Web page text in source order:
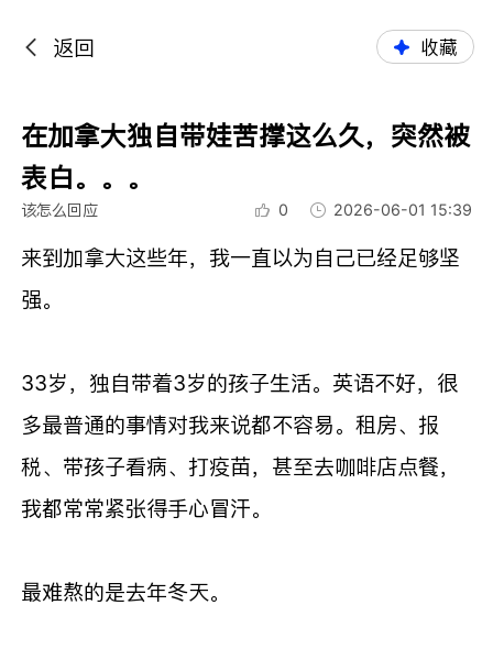
返回 收藏
在加拿大独自带娃苦撑这么久，突然被
表白。。。
该怎么回应 0 2026-06-01 15:39
来到加拿大这些年，我一直以为自己已经足够坚
强。
33岁，独自带着3岁的孩子生活。英语不好，很
多最普通的事情对我来说都不容易。租房、报
税、带孩子看病、打疫苗，甚至去咖啡店点餐，
我都常常紧张得手心冒汗。
最难熬的是去年冬天。